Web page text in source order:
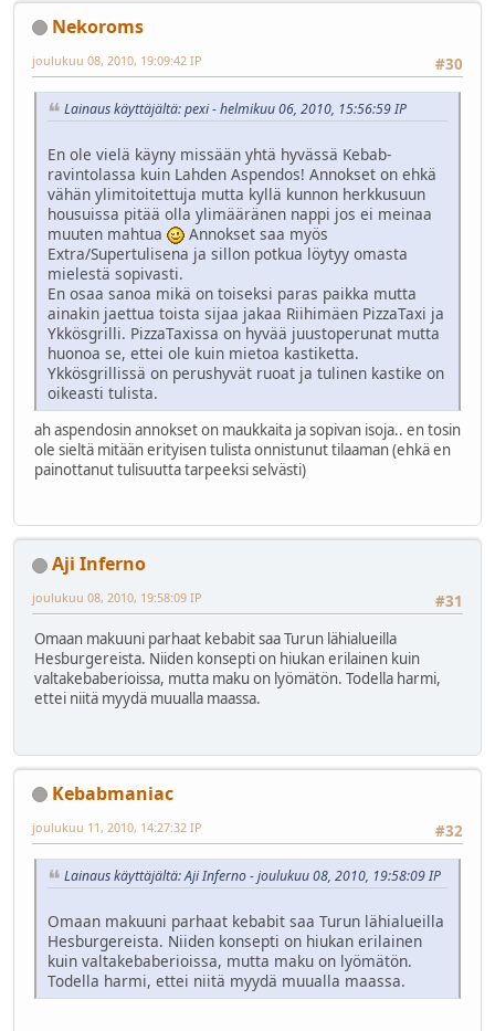
Nekoroms
#30
joulukuu 08, 2010, 19:09:42 IP
Lainaus käyttäjältä: pexi - helmikuu 06, 2010, 15:56:59 IP
En ole vielä käyny missään yhtä hyvässä Kebab-
ravintolassa kuin Lahden Aspendos! Annokset on ehkä
vähän ylimitoitettuja mutta kyllä kunnon herkkusuun
housuissa pitää olla ylimääränen nappi jos ei meinaa
muuten mahtua
Annokset saa myös
Extra/Supertulisena ja sillon potkua löytyy omasta
mielestä sopivasti.
En osaa sanoa mikä on toiseksi paras paikka mutta
ainakin jaettua toista sijaa jakaa Riihimäen PizzaTaxi ja
Ykkösgrilli. PizzaTaxissa on hyvää juustoperunat mutta
huonoa se, ettei ole kuin mietoa kastiketta.
Ykkösgrillissä on perushyvät ruoat ja tulinen kastike on
oikeasti tulista.
ah aspendosin annokset on maukkaita ja sopivan isoja.. en tosin
ole sieltä mitään erityisen tulista onnistunut tilaaman (ehkä en
painottanut tulisuutta tarpeeksi selvästi)
Aji Inferno
#31
joulukuu 08, 2010, 19:58:09 IP
Omaan makuuni parhaat kebabit saa Turun lähialueilla
Hesburgereista. Niiden konsepti on hiukan erilainen kuin
valtakebaberioissa, mutta maku on lyömätön. Todella harmi,
ettei niitä myydä muualla maassa.
Kebabmaniac
#32
joulukuu 11, 2010, 14:27:32 IP
Lainaus käyttäjältä: Aji Inferno - joulukuu 08, 2010, 19:58:09 IP
Omaan makuuni parhaat kebabit saa Turun lähialueilla
Hesburgereista. Niiden konsepti on hiukan erilainen
kuin valtakebaberioissa, mutta maku on lyömätön.
Todella harmi, ettei niitä myydä muualla maassa.